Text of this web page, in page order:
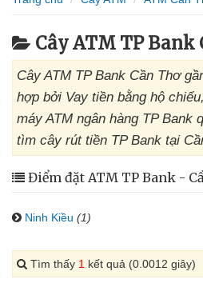
Cây ATM TP Bank
Cây ATM TP Bank Cần Thơ
hợp bởi Vay tiền bằng hộ
máy ATM ngân hàng TP Bank
tìm cây rút tiền TP Bank tại
Điểm đặt ATM TP Bank -
Ninh Kiều (1)
Tìm thấy 1 kết quả (0.0012 giây)